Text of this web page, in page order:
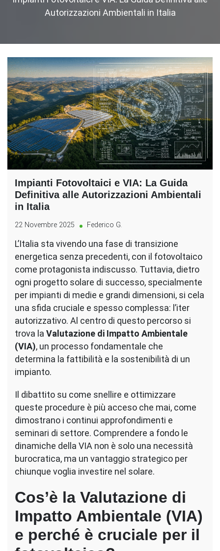
Autorizzazioni Ambientali in Italia
Impianti Fotovoltaici e VIA: La Guida
Definitiva alle Autorizzazioni Ambientali
in Italia
22 Novembre 2025 Federico G.
L’Italia sta vivendo una fase di transizione
energetica senza precedenti, con il fotovoltaico
come protagonista indiscusso. Tuttavia, dietro
ogni progetto solare di successo, specialmente
per impianti di medie e grandi dimensioni, si cela
una sfida cruciale e spesso complessa: l’iter
autorizzativo. Al centro di questo percorso si
trova la Valutazione di Impatto Ambientale
(VIA), un processo fondamentale che
determina la fattibilità e la sostenibilità di un
impianto.
Il dibattito su come snellire e ottimizzare
queste procedure è più acceso che mai, come
dimostrano i continui approfondimenti e
seminari di settore. Comprendere a fondo le
dinamiche della VIA non è solo una necessità
burocratica, ma un vantaggio strategico per
chiunque voglia investire nel solare.
Cos’è la Valutazione di
Impatto Ambientale (VIA)
e perché è cruciale per il